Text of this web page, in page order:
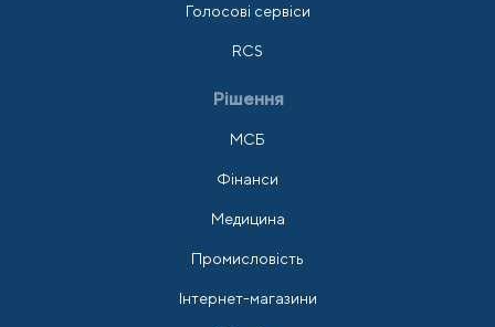
Голосові сервіси
RCS
Рішення
МСБ
Фінанси
Медицина
Промисловість
Інтернет-магазини